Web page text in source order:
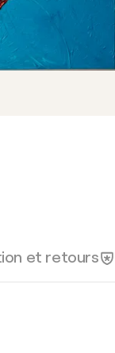
et retours